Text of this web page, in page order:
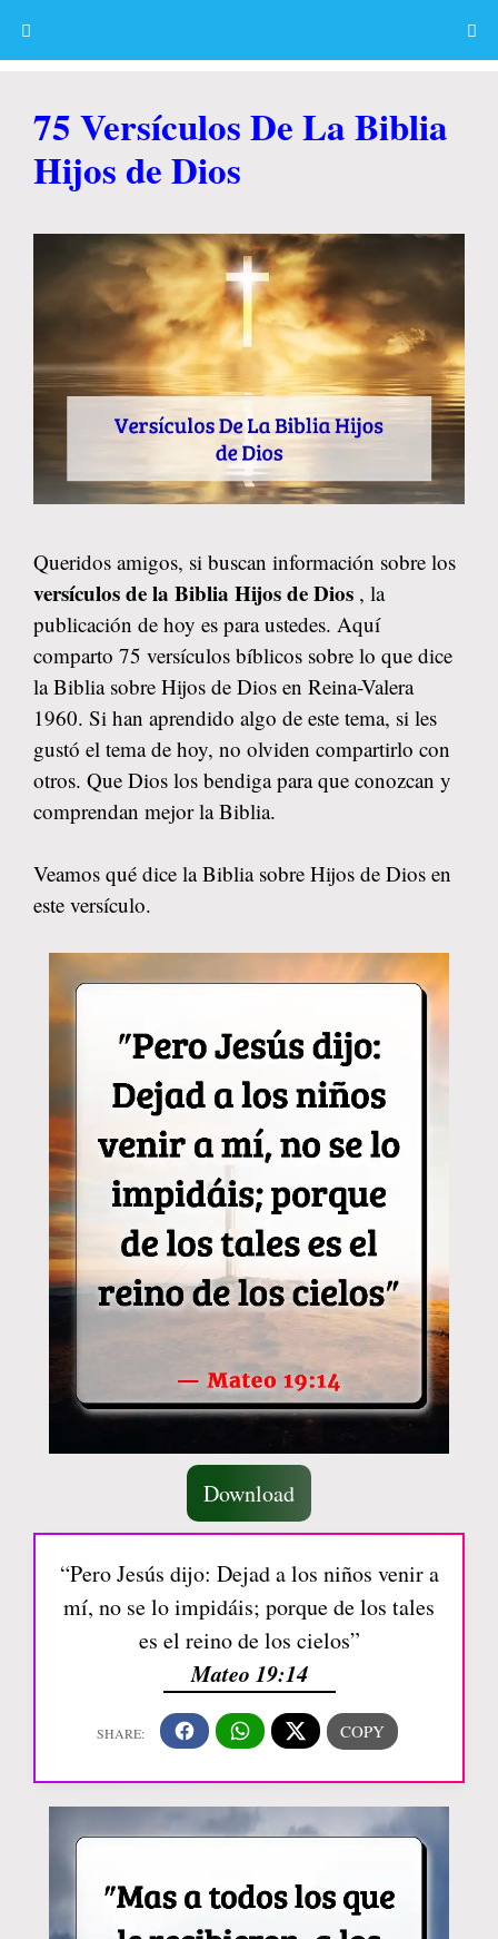
75 Versículos De La Biblia
Hijos de Dios
Queridos amigos, si buscan información sobre los
versículos de la Biblia Hijos de Dios , la
publicación de hoy es para ustedes. Aquí
comparto 75 versículos bíblicos sobre lo que dice
la Biblia sobre Hijos de Dios en Reina-Valera
1960. Si han aprendido algo de este tema, si les
gustó el tema de hoy, no olviden compartirlo con
otros. Que Dios los bendiga para que conozcan y
comprendan mejor la Biblia.
Veamos qué dice la Biblia sobre Hijos de Dios en
este versículo.
Download
“Pero Jesús dijo: Dejad a los niños venir a
mí, no se lo impidáis; porque de los tales
es el reino de los cielos”
Mateo 19:14